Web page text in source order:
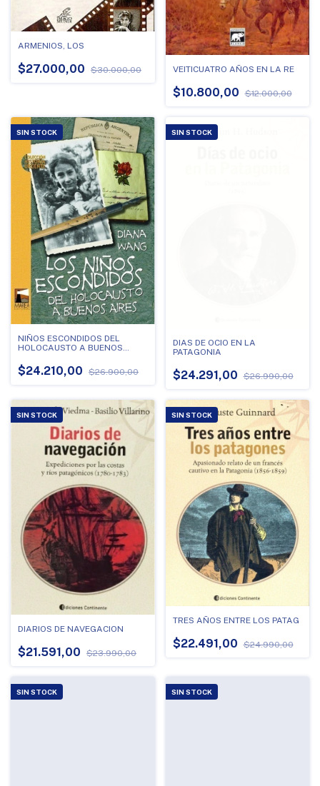
ARMENIOS, LOS
$27.000,00 $30.000,00 VEITICUATRO AÑOS EN LA RE
$10.800,00 $12.000,00
SIN STOCK
NIÑOS ESCONDIDOS DEL
HOLOCAUSTO A BUENOS
$24.210,00 $26.900,00
SIN STOCK
DIAS DE OCIO EN LA
PATAGONIA
$24.291,00 $26.990,00
SIN STOCK
DIARIOS DE NAVEGACION
$21.591,00 $23.990,00
SIN STOCK
TRES AÑOS ENTRE LOS PATAG
$22.491,00 $24.990,00
SIN STOCK SIN STOCK